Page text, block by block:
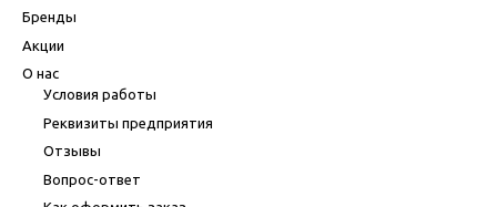
Бренды
Акции
О нас
Условия работы
Реквизиты предприятия
Отзывы
Вопрос-ответ